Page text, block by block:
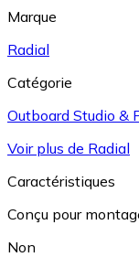
Marque
Radial
Catégorie
Outboard Studio &
Voir plus de Radial
Caractéristiques
Conçu pour
Non